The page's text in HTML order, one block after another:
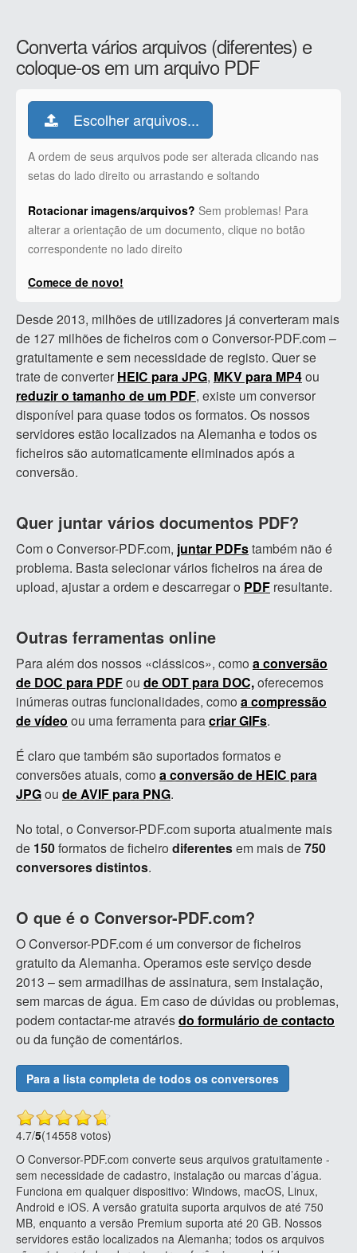
Converta vários arquivos (diferentes) e
coloque-os em um arquivo PDF
Escolher arquivos...
A ordem de seus arquivos pode ser alterada clicando nas
setas do lado direito ou arrastando e soltando
Rotacionar imagens/arquivos? Sem problemas! Para
alterar a orientação de um documento, clique no botão
correspondente no lado direito
Comece de novo!
Desde 2013, milhões de utilizadores já converteram mais
de 127 milhões de ficheiros com o Conversor-PDF.com –
gratuitamente e sem necessidade de registo. Quer se
trate de converterHEIC para JPG, MKV para MP4ou
reduzir o tamanho de um PDF, existe um conversor
disponível para quase todos os formatos. Os nossos
servidores estão localizados na Alemanha e todos os
ficheiros são automaticamente eliminados após a
conversão.
Quer juntar vários documentos PDF?
Com o Conversor-PDF.com, juntar PDFstambém não é
problema. Basta selecionar vários ficheiros na área de
upload, ajustar a ordem e descarregar o PDF resultante.
Outras ferramentas online
Para além dos nossos «clássicos», comoa conversão
de DOC para PDFou de ODT para DOC,oferecemos
inúmeras outras funcionalidades, comoa compressão
de vídeo ou uma ferramenta paracriar GIFs.
É claro que também são suportados formatos e
conversões atuais, comoa conversão de HEIC para
JPGou de AVIF para PNG.
No total, o Conversor-PDF.com suporta atualmente mais
de 150formatos de ficheirodiferentesem mais de750
conversores distintos.
O que é o Conversor-PDF.com?
O Conversor-PDF.com é um conversor de ficheiros
gratuito da Alemanha. Operamos este serviço desde
2013 – sem armadilhas de assinatura, sem instalação,
sem marcas de água. Em caso de dúvidas ou problemas,
podem contactar-me atravésdo formulário de contacto
ou da função de comentários.
Para a lista completa de todos os conversores
4.7/5(14558 votos)
O Conversor-PDF.com converte seus arquivos gratuitamente -
sem necessidade de cadastro, instalação ou marcas d’água.
Funciona em qualquer dispositivo: Windows, macOS, Linux,
Android e iOS. A versão gratuita suporta arquivos de até 750
MB, enquanto a versão Premium suporta até 20 GB. Nossos
servidores estão localizados na Alemanha; todos os arquivos